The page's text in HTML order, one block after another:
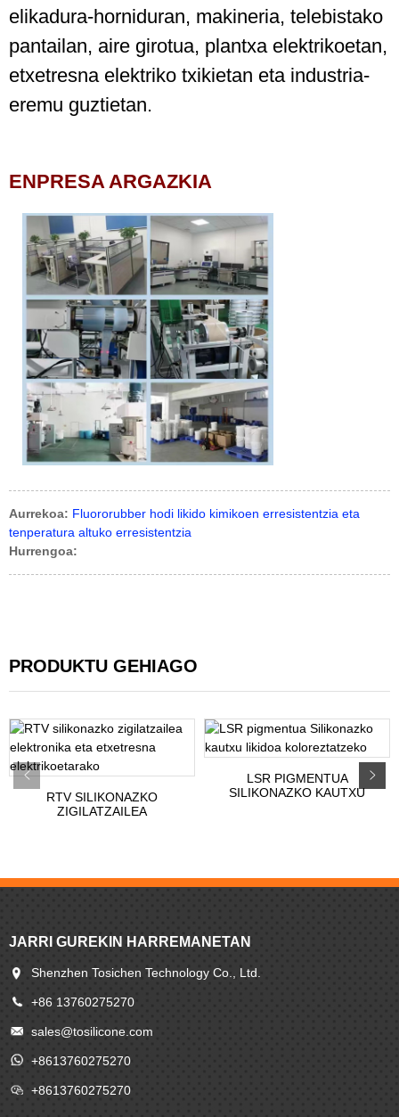
elikadura-horniduran, makineria, telebistako
pantailan, aire girotua, plantxa elektrikoetan,
etxetresna elektriko txikietan eta industria-
eremu guztietan.
ENPRESA ARGAZKIA
Aurrekoa: Fluororubber hodi likido kimikoen erresistentzia eta
tenperatura altuko erresistentzia
Hurrengoa:
PRODUKTU GEHIAGO
RTV SILIKONAZKO
ZIGILATZAILEA
LSR PIGMENTUA
SILIKONAZKO KAUTXU
JARRI GUREKIN HARREMANETAN
Shenzhen Tosichen Technology Co., Ltd.
+86 13760275270
sales@tosilicone.com
+8613760275270
+8613760275270